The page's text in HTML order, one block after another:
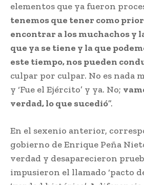
elementos que ya fueron
tenemos que tener como
encontrar a los muchachos y
que ya se tiene y la que
este tiempo, nos pueden
culpar por culpar. No es nada
y ‘Fue el Ejército’ y ya. No;
verdad, lo que sucedió”.
En el sexenio anterior,
gobierno de Enrique Peña
verdad y desaparecieron
impusieron el llamado ‘pacto